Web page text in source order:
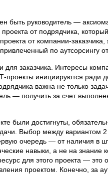
быть руководитель —
проекта от подрядчика,
от компании-
по аутсорсингу
для заказчика. Интересы
проекты инициируются ради
важна не только
— получить за счет
были достигнуты,
Выбор между вариантом
очередь — от наличия в
навыки, а не на знание
для этого проекта — это
проектом. Конечно, за